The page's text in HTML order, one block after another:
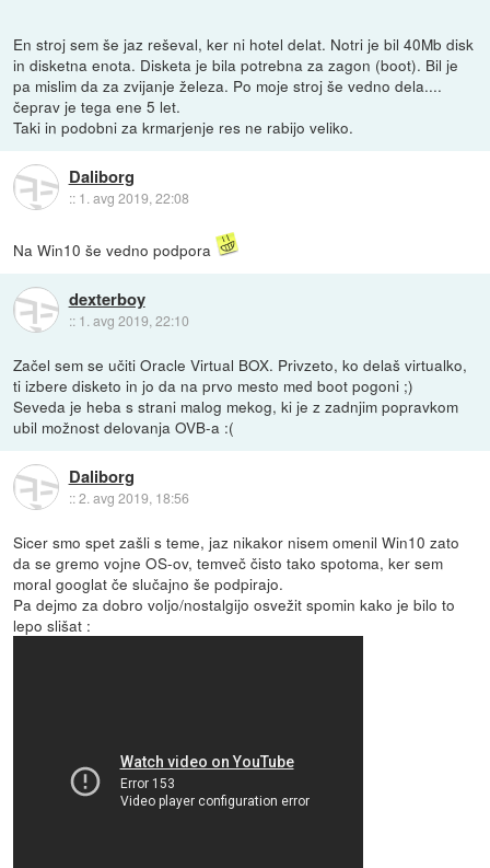
En stroj sem še jaz reševal, ker ni hotel delat. Notri je bil 40Mb disk
in disketna enota. Disketa je bila potrebna za zagon (boot). Bil je
pa mislim da za zvijanje železa. Po moje stroj še vedno dela....
čeprav je tega ene 5 let.
Taki in podobni za krmarjenje res ne rabijo veliko.
Daliborg
:: 1. avg 2019, 22:08
Na Win10 še vedno podpora
dexterboy
:: 1. avg 2019, 22:10
Začel sem se učiti Oracle Virtual BOX. Privzeto, ko delaš virtualko,
ti izbere disketo in jo da na prvo mesto med boot pogoni ;)
Seveda je heba s strani malog mekog, ki je z zadnjim popravkom
ubil možnost delovanja OVB-a :(
Daliborg
::2. avg 2019, 18:56
Sicer smo spet zašli s teme, jaz nikakor nisem omenil Win10 zato
da se gremo vojne OS-ov, temveč čisto tako spotoma, ker sem
moral googlat če slučajno še podpirajo.
Pa dejmo za dobro voljo/nostalgijo osvežit spomin kako je bilo to
lepo slišat :